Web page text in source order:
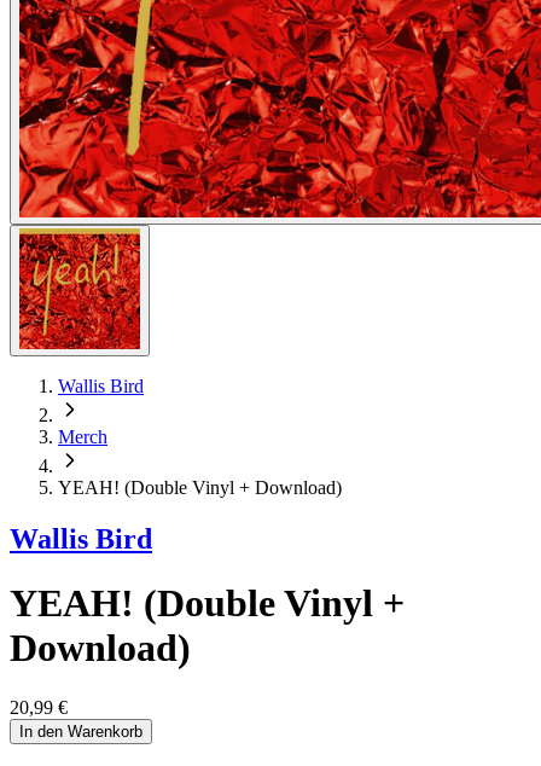
Wallis Bird
Merch
YEAH! (Double Vinyl + Download)
Wallis Bird
YEAH! (Double Vinyl +
Download)
20,99 €
In den Warenkorb